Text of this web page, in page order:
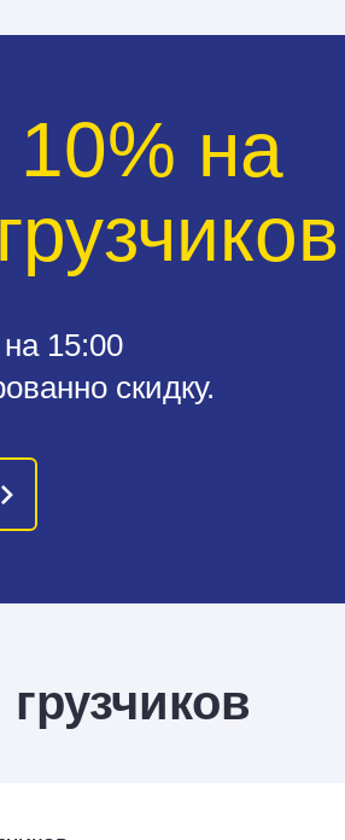
10% на
15:00
скидку.